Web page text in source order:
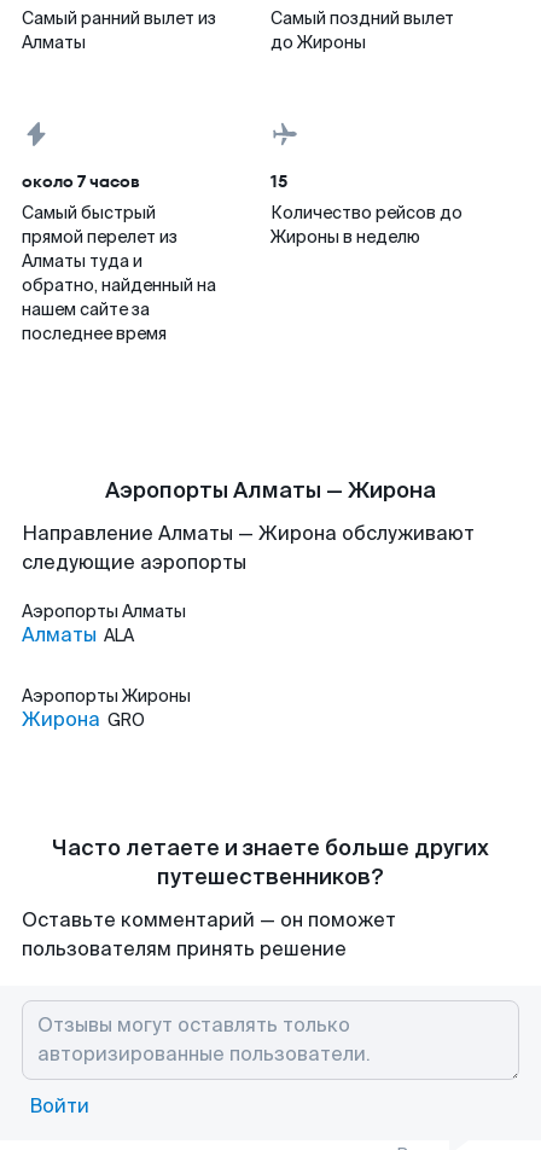
Самый ранний вылет из
Алматы
Самый поздний вылет
до Жироны
около 7 часов
Самый быстрый
прямой перелет из
Алматы туда и
обратно, найденный на
нашем сайте за
последнее время
15
Количество рейсов до
Жироны в неделю
Аэропорты Алматы — Жирона
Направление Алматы — Жирона обслуживают
следующие аэропорты
Аэропорты Алматы
Алматы ALA
Аэропорты Жироны
Жирона GRO
Часто летаете и знаете больше других
путешественников?
Оставьте комментарий — он поможет
пользователям принять решение
Войти